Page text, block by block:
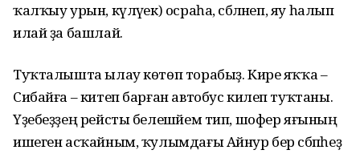
ҡалҡыу урын, күләүек) осраһа, сәбәләнеп, яу һалып
илай ҙа башлай.
Туҡталышта ылау көтөп торабыҙ. Кире яҡҡа –
Сибайға – китеп барған автобус килеп туҡтаны.
Үҙебеҙҙең рейсты белешәйем тип, шофер яғының
ишеген асҡайным, ҡулымдағы Айнур бер сәбәпһеҙ